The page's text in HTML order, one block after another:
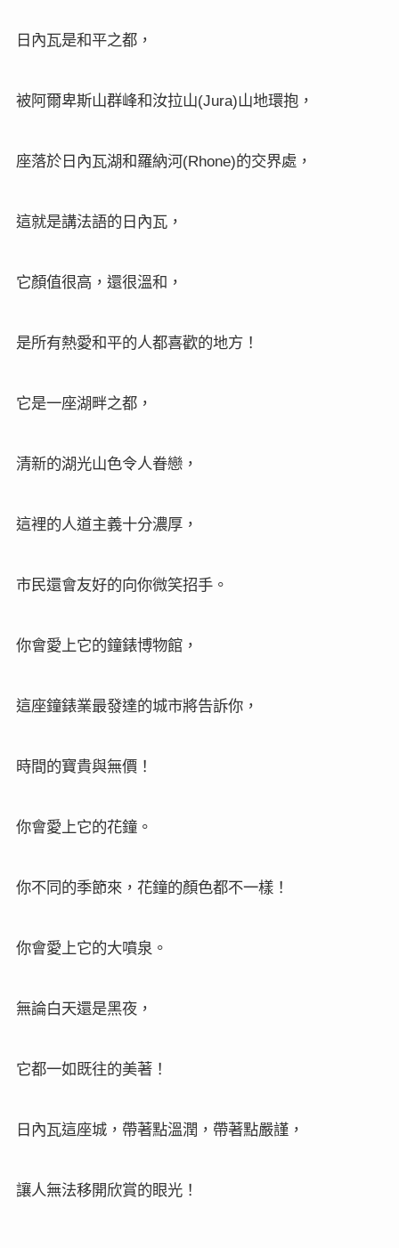
日內瓦是和平之都，
被阿爾卑斯山群峰和汝拉山(Jura)山地環抱，
座落於日內瓦湖和羅納河(Rhone)的交界處，
這就是講法語的日內瓦，
它顏值很高，還很溫和，
是所有熱愛和平的人都喜歡的地方！
它是一座湖畔之都，
清新的湖光山色令人眷戀，
這裡的人道主義十分濃厚，
市民還會友好的向你微笑招手。
你會愛上它的鐘錶博物館，
這座鐘錶業最發達的城市將告訴你，
時間的寶貴與無價！
你會愛上它的花鐘。
你不同的季節來，花鐘的顏色都不一樣！
你會愛上它的大噴泉。
無論白天還是黑夜，
它都一如既往的美著！
日內瓦這座城，帶著點溫潤，帶著點嚴謹，
讓人無法移開欣賞的眼光！